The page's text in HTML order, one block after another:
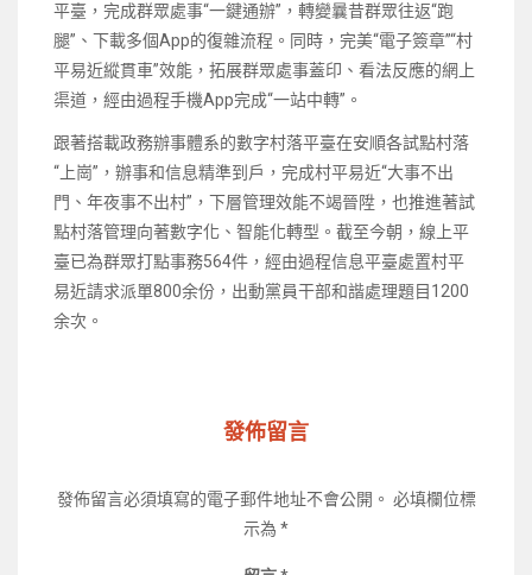
平臺，完成群眾處事“一鍵通辦”，轉變曩昔群眾往返“跑
腿”、下載多個App的復雜流程。同時，完美“電子簽章”“村
平易近縱貫車”效能，拓展群眾處事蓋印、看法反應的網上
渠道，經由過程手機App完成“一站中轉”。
跟著搭載政務辦事體系的數字村落平臺在安順各試點村落
“上崗”，辦事和信息精準到戶，完成村平易近“大事不出
門、年夜事不出村”，下層管理效能不竭晉陞，也推進著試
點村落管理向著數字化、智能化轉型。截至今朝，線上平
臺已為群眾打點事務564件，經由過程信息平臺處置村平
易近請求派單800余份，出動黨員干部和諧處理題目1200
余次。
發佈留言
發佈留言必須填寫的電子郵件地址不會公開。 必填欄位標
示為 *